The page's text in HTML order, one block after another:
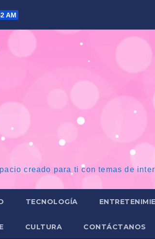
AM
creado para ti con temas de
TECNOLOGÍA
CULTURA CONTÁCTANOS